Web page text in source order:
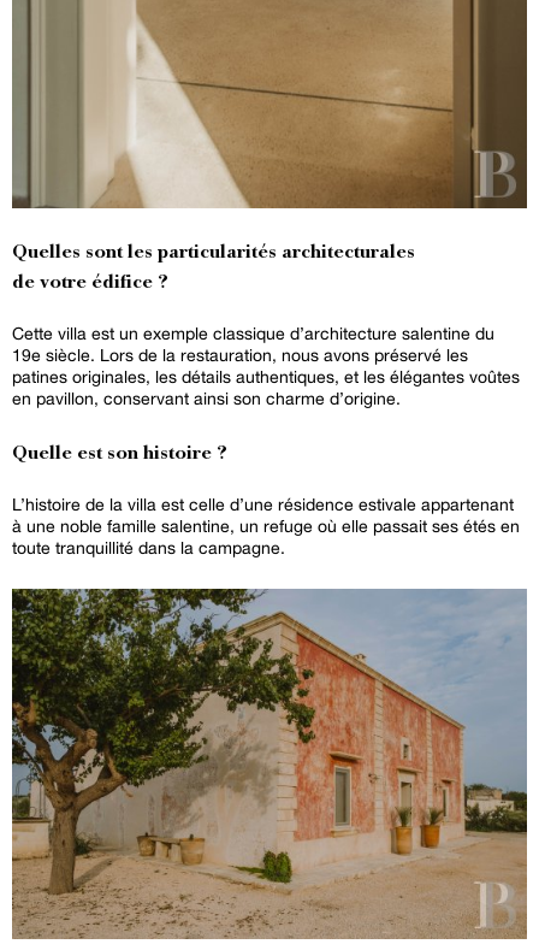
Quelles sont les particularités architecturales
de votre édifice ?
Cette villa est un exemple classique d’architecture salentine du
19e siècle. Lors de la restauration, nous avons préservé les
patines originales, les détails authentiques, et les élégantes voûtes
en pavillon, conservant ainsi son charme d’origine.
Quelle est son histoire ?
L’histoire de la villa est celle d’une résidence estivale appartenant
à une noble famille salentine, un refuge où elle passait ses étés en
toute tranquillité dans la campagne.